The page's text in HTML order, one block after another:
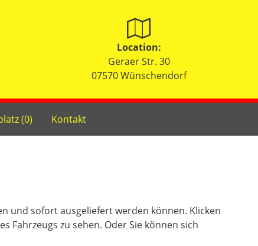
Location:
Geraer Str. 30
07570 Wünschendorf
(0) Kontakt
und sofort ausgeliefert werden können. Klicken
Fahrzeugs zu sehen. Oder Sie können sich